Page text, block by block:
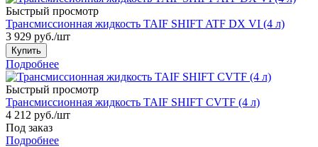
Быстрый просмотр
Трансмиссионная жидкость TAIF SHIFT ATF DX VI (4 л)
3 929 руб./шт
Купить
Подробнее
Быстрый просмотр
Трансмиссионная жидкость TAIF SHIFT CVTF (4 л)
4 212 руб./шт
Под заказ
Подробнее